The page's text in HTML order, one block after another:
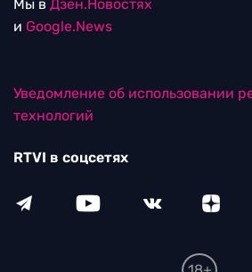
Мы в Дзен.Новостях
и Google.News
Уведомление об использовании
технологий
RTVI в соцсетях